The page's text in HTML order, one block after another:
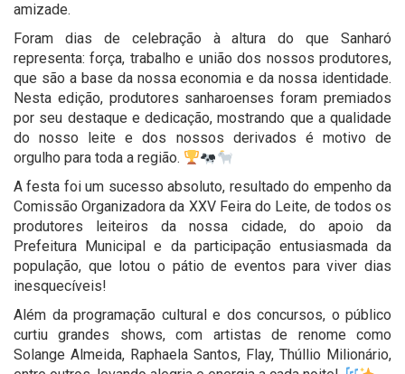
amizade.
Foram dias de celebração à altura do que Sanharó
representa: força, trabalho e união dos nossos produtores,
que são a base da nossa economia e da nossa identidade.
Nesta edição, produtores sanharoenses foram premiados
por seu destaque e dedicação, mostrando que a qualidade
do nosso leite e dos nossos derivados é motivo de
orgulho para toda a região.
A festa foi um sucesso absoluto, resultado do empenho da
Comissão Organizadora da XXV Feira do Leite, de todos os
produtores leiteiros da nossa cidade, do apoio da
Prefeitura Municipal e da participação entusiasmada da
população, que lotou o pátio de eventos para viver dias
inesquecíveis!
Além da programação cultural e dos concursos, o público
curtiu grandes shows, com artistas de renome como
Solange Almeida, Raphaela Santos, Flay, Thúllio Milionário,